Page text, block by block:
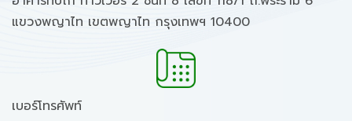
แขวงพญาไท เขตพญาไท กรุงเทพฯ 10400
เบอร์โทรศัพท์